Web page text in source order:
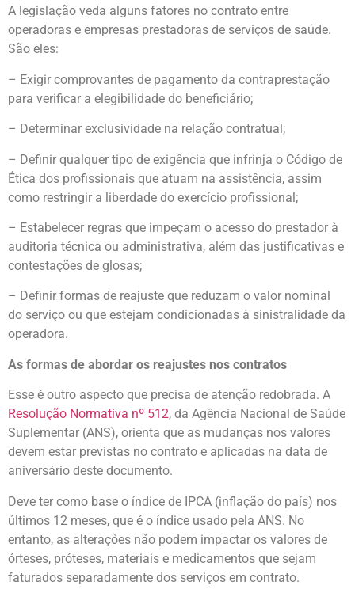
A legislação veda alguns fatores no contrato entre
operadoras e empresas prestadoras de serviços de saúde.
São eles:
– Exigir comprovantes de pagamento da contraprestação
para verificar a elegibilidade do beneficiário;
– Determinar exclusividade na relação contratual;
– Definir qualquer tipo de exigência que infrinja o Código de
Ética dos profissionais que atuam na assistência, assim
como restringir a liberdade do exercício profissional;
– Estabelecer regras que impeçam o acesso do prestador à
auditoria técnica ou administrativa, além das justificativas e
contestações de glosas;
– Definir formas de reajuste que reduzam o valor nominal
do serviço ou que estejam condicionadas à sinistralidade da
operadora.
As formas de abordar os reajustes nos contratos
Esse é outro aspecto que precisa de atenção redobrada. A
Resolução Normativa nº 512, da Agência Nacional de Saúde
Suplementar (ANS), orienta que as mudanças nos valores
devem estar previstas no contrato e aplicadas na data de
aniversário deste documento.
Deve ter como base o índice de IPCA (inflação do país) nos
últimos 12 meses, que é o índice usado pela ANS. No
entanto, as alterações não podem impactar os valores de
órteses, próteses, materiais e medicamentos que sejam
faturados separadamente dos serviços em contrato.